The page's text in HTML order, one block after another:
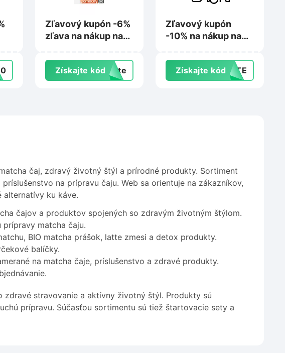
Zľavový kupón -6%
zľava na nákup na
Získajte kód exte
Zľavový kupón
-10% na nákup na
Získajte kódAJTE
čaj, zdravý životný štýl a prírodné produkty. Sortiment
na prípravu čaju. Web sa orientuje na zákazníkov,
alternatívy ku káve.
čajov a produktov spojených so zdravým životným štýlom.
prípravy matcha čaju.
BIO matcha prášok, latte zmesi a detox produkty.
balíčky.
na matcha čaje, príslušenstvo a zdravé produkty.
zdravé stravovanie a aktívny životný štýl. Produkty sú
prípravu. Súčasťou sortimentu sú tiež štartovacie sety a